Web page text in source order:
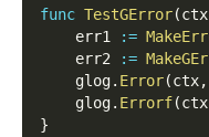
func TestGError(
    err1
:=
    err2
:=
    glog
. Error(ctx,
    glog
. Errorf(ctx
}